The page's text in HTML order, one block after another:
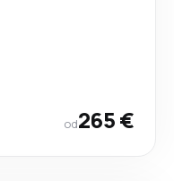
od265 €